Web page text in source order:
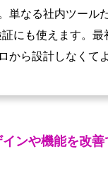
単なる社内ツー
にも使えます。
ら設計しなくて
ンや機能を改善